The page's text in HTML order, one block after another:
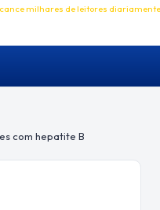
milhares de leitores diariamente
com hepatite B